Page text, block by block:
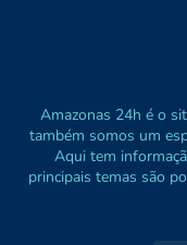
Amazonas 24h é o
também somos um
Aqui tem
principais temas são